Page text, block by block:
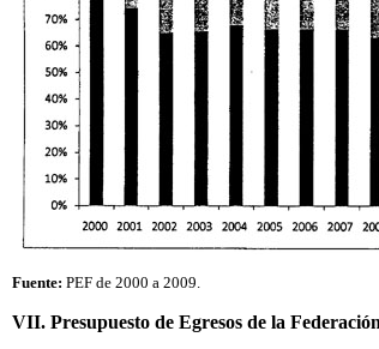
Fuente: PEF de 2000 a 2009.
VII. Presupuesto de Egresos de la